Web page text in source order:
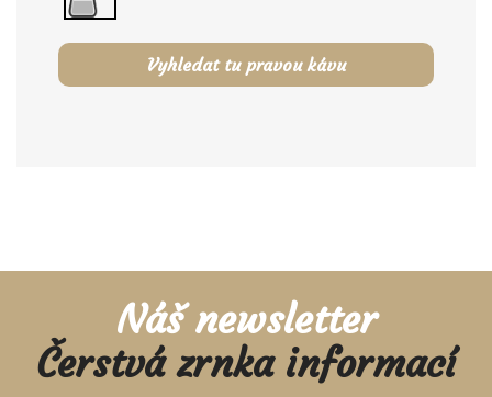
Vyhledat tu pravou kávu
Náš newsletter
Čerstvá zrnka informací